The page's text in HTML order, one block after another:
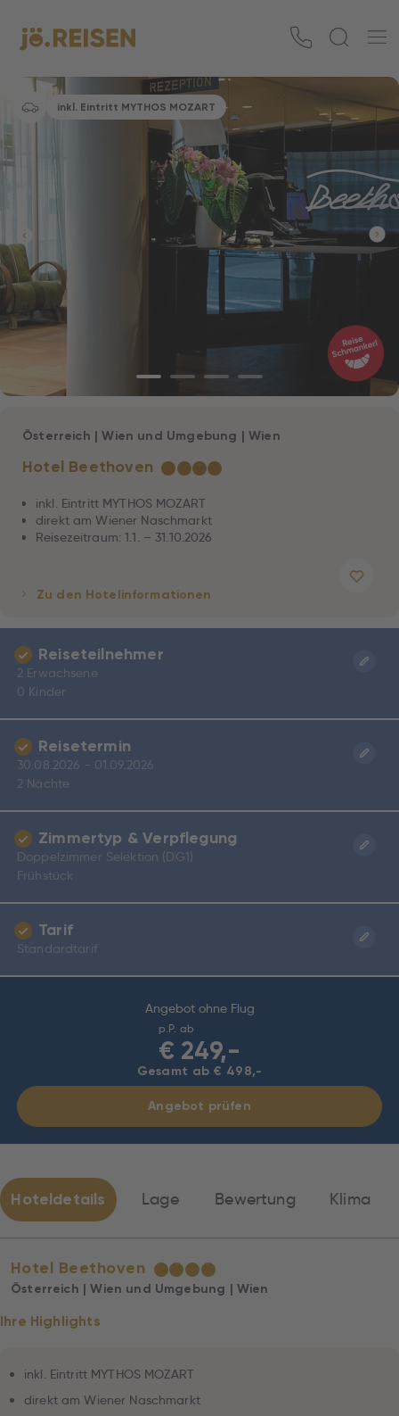
inkl. Eintritt MYTHOS MOZART
Hotel Beethoven ★★★★
Österreich |Wien und Umgebung | Wien
inkl. Eintritt MYTHOS MOZART
direkt am Wiener Naschmarkt
Reisezeitraum: 1.1. – 31.10.2026
Zu den Hotelinformationen
Angebot ohne Flug
p.P. ab
€ 249,-
Gesamt ab € 498,-
Angebot prüfen
Reiseteilnehmer
2 Erwachsene
0 Kinder
Reisetermin
30.08.2026 - 01.09.2026
2 Nächte
Zimmertyp & Verpflegung
Doppelzimmer Selektion (DG1)
Frühstück
Tarif
Standardtarif
Hoteldetails Lage Bewertung Klima
Hotel Beethoven ★★★★
Österreich | Wien und Umgebung | Wien
Ihre Highlights
inkl. Eintritt MYTHOS MOZART
direkt am Wiener Naschmarkt